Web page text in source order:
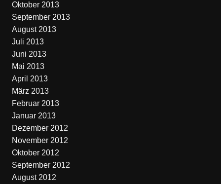
Oktober 2013
September 2013
August 2013
Juli 2013
Juni 2013
Mai 2013
April 2013
März 2013
Februar 2013
Januar 2013
Dezember 2012
November 2012
Oktober 2012
September 2012
August 2012